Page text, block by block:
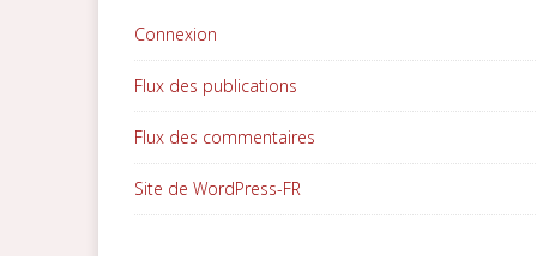
Connexion
Flux des publications
Flux des commentaires
Site de WordPress-FR